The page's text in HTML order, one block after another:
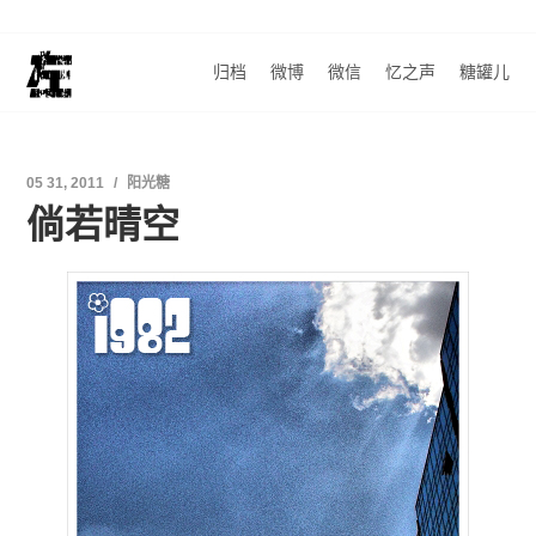
归档 微博 微信 忆之声 糖罐儿
05 31, 2011 阳光糖
倘若晴空